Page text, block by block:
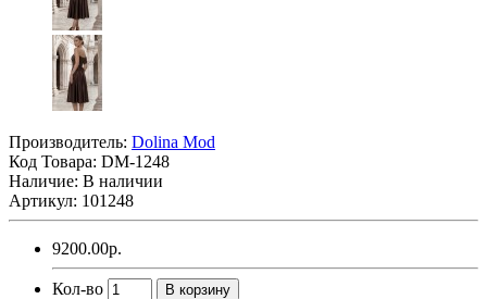
Производитель: Dolina Mod
Код Товара: DM-1248
Наличие: В наличии
Артикул: 101248
9200.00р.
Кол-во В корзину